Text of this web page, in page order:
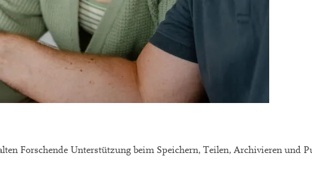
Forschende Unterstützung beim Speichern, Teilen, Archivieren und